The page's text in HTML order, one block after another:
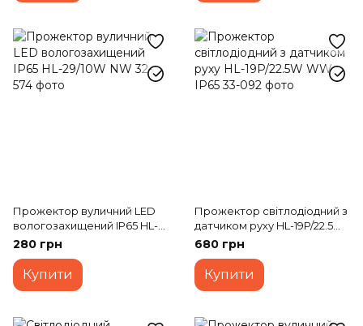
Прожектор вуличний LED
вологозахищений IP65 HL-
29/10W NW
280 грн
Купити
Прожектор світлодіодний з
датчиком руху HL-19P/22.5W
WW IP65
680 грн
Купити